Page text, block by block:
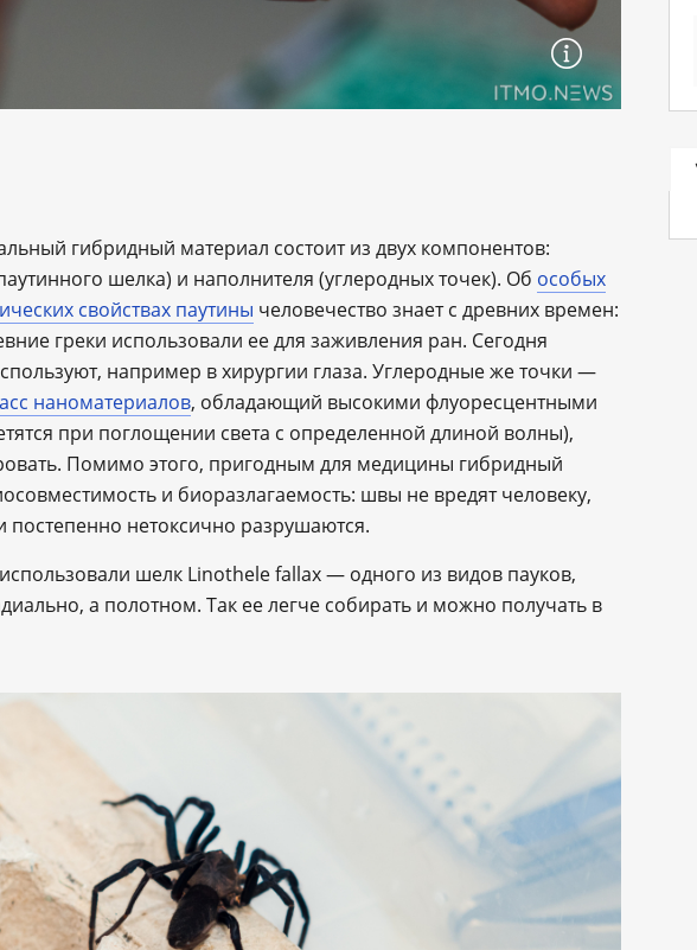
гибридный материал состоит из двух компонентов:
шелка) и наполнителя (углеродных точек). Об особых
свойствах паутины человечество знает с древних времен:
греки использовали ее для заживления ран. Сегодня
например в хирургии глаза. Углеродные же точки —
наноматериалов, обладающий высокими флуоресцентными
при поглощении света с определенной длиной волны),
Помимо этого, пригодным для медицины гибридный
и биоразлагаемость: швы не вредят человеку,
постепенно нетоксично разрушаются.
шелк Linothele fallax — одного из видов пауков,
а полотном. Так ее легче собирать и можно получать в